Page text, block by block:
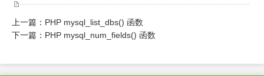
上一篇： PHP mysql_list_dbs() 函数
下一篇： PHP mysql_num_fields() 函数